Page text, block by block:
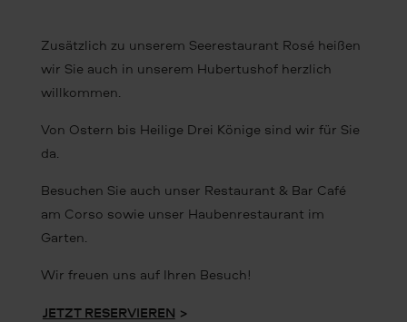
Zusätzlich zu unserem Seerestaurant Rosé heißen
wir Sie auch in unserem Hubertushof herzlich
willkommen.
Von Ostern bis Heilige Drei Könige sind wir für Sie
da.
Besuchen Sie auch unser Restaurant & Bar Café
am Corso sowie unser Haubenrestaurant im
Garten.
Wir freuen uns auf Ihren Besuch!
JETZT RESERVIEREN